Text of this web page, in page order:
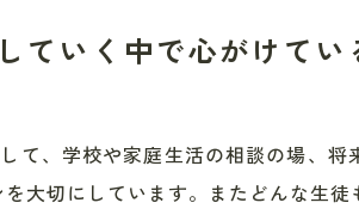
ていく中で心がけて
て、学校や家庭生活の相談の場、将
大切にしています。またどんな生徒